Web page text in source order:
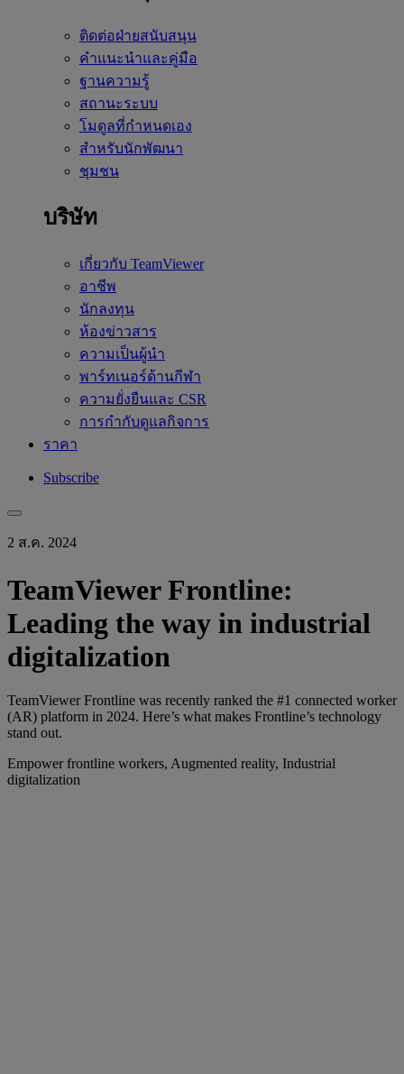
ติดต่อฝ่ายสนับสนุน
คำแนะนำและคู่มือ
ฐานความรู้
สถานะระบบ
โมดูลที่กำหนดเอง
สำหรับนักพัฒนา
ชุมชน
บริษัท
เกี่ยวกับ TeamViewer
อาชีพ
นักลงทุน
ห้องข่าวสาร
ความเป็นผู้นำ
พาร์ทเนอร์ด้านกีฬา
ความยั่งยืนและ CSR
การกำกับดูแลกิจการ
ราคา
Subscribe
2 ส.ค. 2024
TeamViewer Frontline:
Leading the way in industrial
digitalization
TeamViewer Frontline was recently ranked the #1 connected worker
(AR) platform in 2024. Here’s what makes Frontline’s technology
stand out.
Empower frontline workers, Augmented reality, Industrial
digitalization